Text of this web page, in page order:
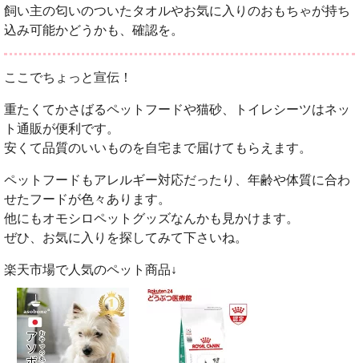
飼い主の匂いのついたタオルやお気に入りのおもちゃが持ち
込み可能かどうかも、確認を。
ここでちょっと宣伝！
重たくてかさばるペットフードや猫砂、トイレシーツはネッ
ト通販が便利です。
安くて品質のいいものを自宅まで届けてもらえます。
ペットフードもアレルギー対応だったり、年齢や体質に合わ
せたフードが色々あります。
他にもオモシロペットグッズなんかも見かけます。
ぜひ、お気に入りを探してみて下さいね。
楽天市場で人気のペット商品↓